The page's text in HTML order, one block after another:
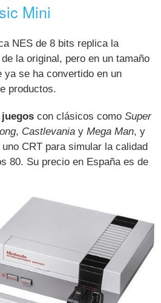
Mini
NES de 8 bits replica la
la original, pero en un tamaño
ya se ha convertido en un
productos.
juegos con clásicos comoSuper
, Castlevania yMega Man, y
CRT para simular la calidad
80. Su precio en España es de